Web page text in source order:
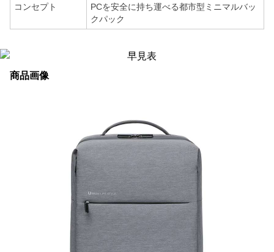
コンセプト
PCを安全に持ち運べる都市型ミニマルバッ
クパック
商品画像